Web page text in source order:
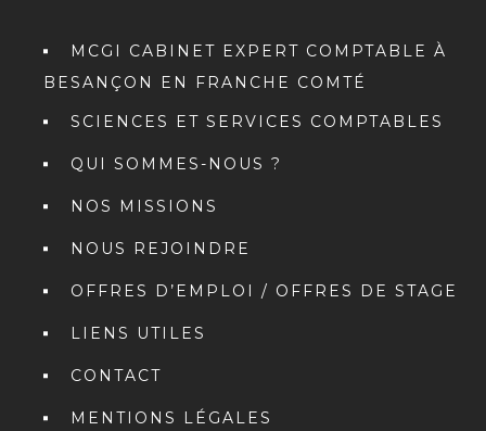
MCGI CABINET EXPERT COMPTABLE À
BESANÇON EN FRANCHE COMTÉ
SCIENCES ET SERVICES COMPTABLES
QUI SOMMES-NOUS ?
NOS MISSIONS
NOUS REJOINDRE
OFFRES D’EMPLOI / OFFRES DE STAGE
LIENS UTILES
CONTACT
MENTIONS LÉGALES